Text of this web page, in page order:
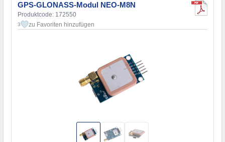
GPS-GLONASS-Modul NEO-M8N
Produktcode: 172550
3 zu Favoriten hinzufügen